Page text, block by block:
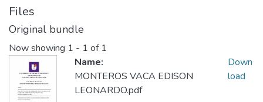
Files
Original bundle
Now showing 1 - 1 of 1
Name:
MONTEROS VACA EDISON
LEONARDO.pdf
Down
load